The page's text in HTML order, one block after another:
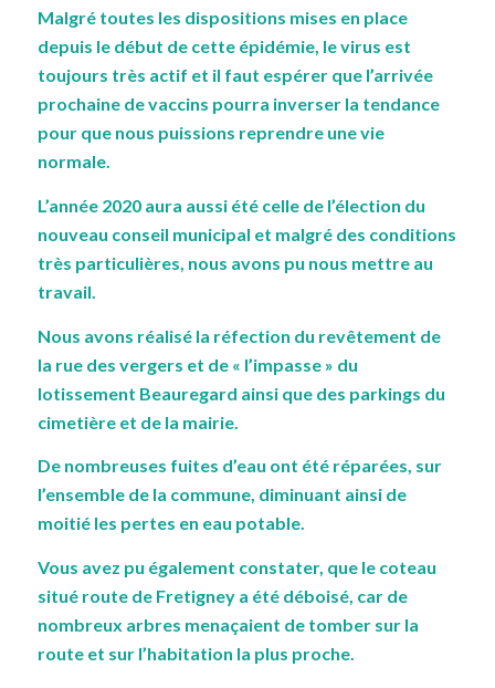
Malgré toutes les dispositions mises en place
depuis le début de cette épidémie, le virus est
toujours très actif et il faut espérer que l’arrivée
prochaine de vaccins pourra inverser la tendance
pour que nous puissions reprendre une vie
normale.
L’année 2020 aura aussi été celle de l’élection du
nouveau conseil municipal et malgré des conditions
très particulières, nous avons pu nous mettre au
travail.
Nous avons réalisé la réfection du revêtement de
la rue des vergers et de « l’impasse » du
lotissement Beauregard ainsi que des parkings du
cimetière et de la mairie.
De nombreuses fuites d’eau ont été réparées, sur
l’ensemble de la commune, diminuant ainsi de
moitié les pertes en eau potable.
Vous avez pu également constater, que le coteau
situé route de Fretigney a été déboisé, car de
nombreux arbres menaçaient de tomber sur la
route et sur l’habitation la plus proche.